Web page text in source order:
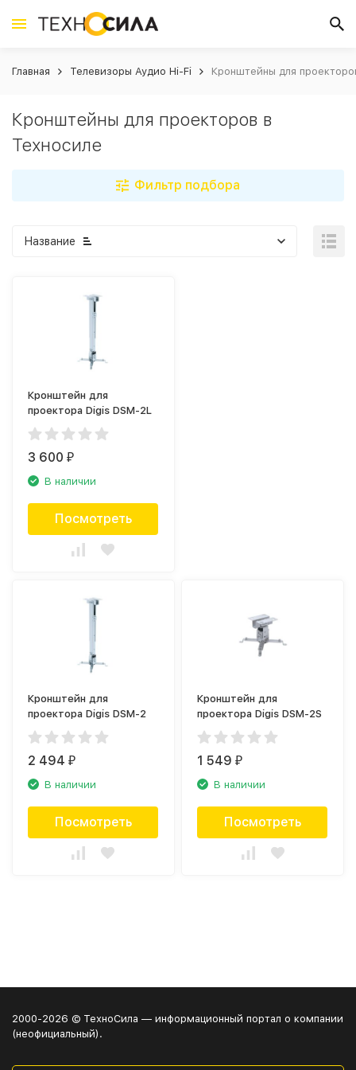
Главная Телевизоры Аудио Hi-Fi Кронштейны для
Кронштейны для проекторов в
Техносиле
Фильтр подбора
Название
Кронштейн для
проектора Digis DSM-2L
3 600₽
В наличии
Посмотреть
Кронштейн для
проектора Digis DSM-2
2 494₽
В наличии
Посмотреть
Кронштейн для
проектора Digis DSM-2S
1 549₽
В наличии
Посмотреть
2000-2026 © ТехноСила — информационный портал о компании
(неофициальный).